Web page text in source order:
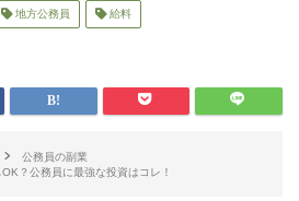
地方公務員 給料
公務員の副業
？公務員に最強な投資はコレ！